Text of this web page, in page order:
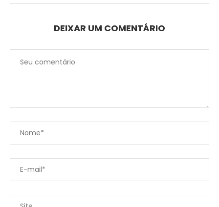
DEIXAR UM COMENTÁRIO